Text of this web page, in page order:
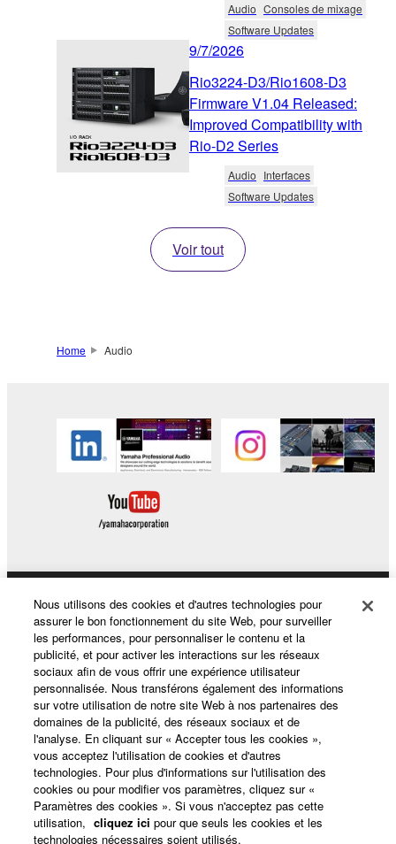
Audio Consoles de mixage
Software Updates
9/7/2026
Rio3224-D3/Rio1608-D3
Firmware V1.04 Released:
Improved Compatibility with
Rio-D2 Series
Audio Interfaces
Software Updates
Voir tout
Home Audio
Produits et solutions
Actualités
A propos de Yamaha
France - French
Nous utilisons des cookies et d'autres technologies pour
assurer le bon fonctionnement du site Web, pour surveiller
les performances, pour personnaliser le contenu et la
publicité, et pour activer les interactions sur les réseaux
sociaux afin de vous offrir une expérience utilisateur
personnalisée. Nous transférons également des informations
sur votre utilisation de notre site Web à nos partenaires des
domaines de la publicité, des réseaux sociaux et de
l'analyse. En cliquant sur « Accepter tous les cookies »,
vous acceptez l'utilisation de cookies et d'autres
technologies. Pour plus d'informations sur l'utilisation des
cookies ou pour modifier vos paramètres, cliquez sur «
Paramètres des cookies ». Si vous n'acceptez pas cette
utilisation, cliquez ici pour que seuls les cookies et les
technologies nécessaires soient utilisés.